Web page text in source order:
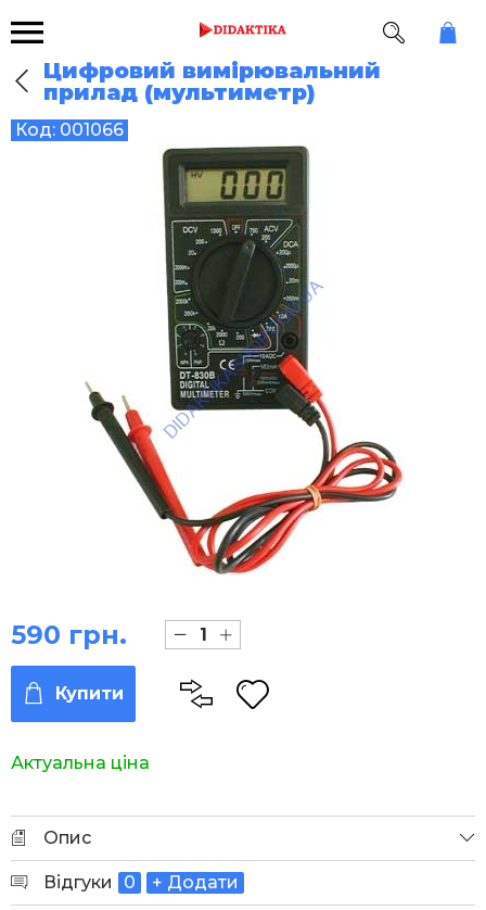
Цифровий вимірювальний
прилад (мультиметр)
Код: 001066
Актуальна ціна
590 грн.
Купити
Опис
Відгуки 0 + Додати